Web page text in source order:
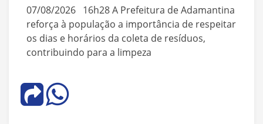
07/08/2026 16h28 A Prefeitura de Adamantina
reforça à população a importância de respeitar
os dias e horários da coleta de resíduos,
contribuindo para a limpeza